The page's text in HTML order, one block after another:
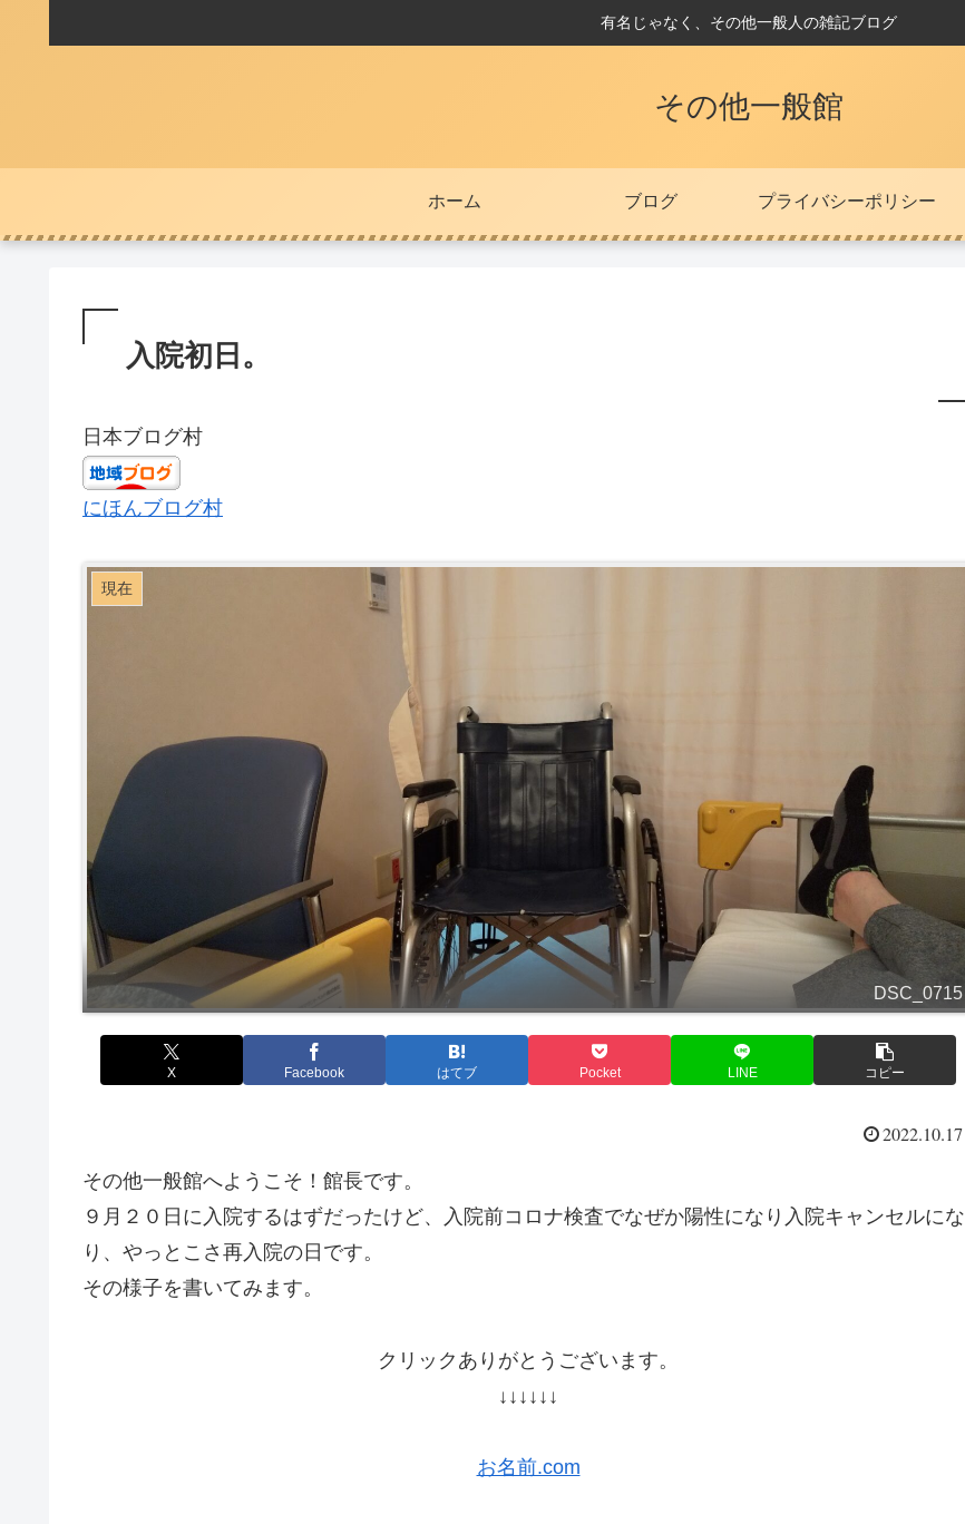
有名じゃなく、その他一般人の雑記ブログ
その他一般館
ホーム ブログ プライバシーポリシー
入院初日。
日本ブログ村
にほんブログ村
現在
DSC_0715
X Facebook はてブ Pocket LINE コピー
2022.10.17
その他一般館へようこそ！館長です。
９月２０日に入院するはずだったけど、入院前コロナ検査でなぜか陽性になり入院キャンセルにな
り、やっとこさ再入院の日です。
その様子を書いてみます。
クリックありがとうございます。
↓↓↓↓↓↓
お名前.com